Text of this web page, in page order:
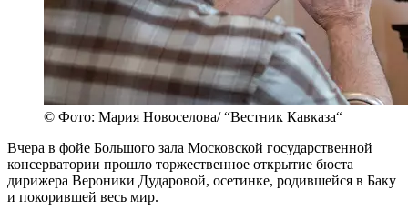
© Фото: Мария Новоселова/ “Вестник Кавказа“
Вчера в фойе Большого зала Московской государственной
консерватории прошло торжественное открытие бюста
дирижера Вероники Дударовой, осетинке, родившейся в Баку
и покорившей весь мир.